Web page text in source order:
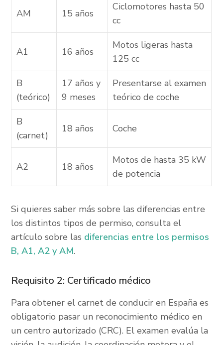
AM 15 años
Ciclomotores hasta 50
cc
A1 16 años
Motos ligeras hasta
125 cc
B
(teórico)
17 años y
9 meses
Presentarse al examen
teórico de coche
B
(carnet)
18 años Coche
A2 18 años
Motos de hasta 35 kW
de potencia
Si quieres saber más sobre las diferencias entre
los distintos tipos de permiso, consulta el
artículo sobre las diferencias entre los permisos
B, A1, A2 y AM.
Requisito 2: Certificado médico
Para obtener el carnet de conducir en España es
obligatorio pasar un reconocimiento médico en
un centro autorizado (CRC). El examen evalúa la